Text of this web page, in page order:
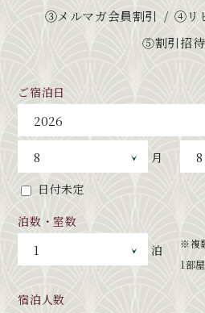
③メルマガ会員割引
④リ
⑤割引招
ご宿泊日
月
日付未定
泊数・室数
泊
※複
1部
宿泊人数